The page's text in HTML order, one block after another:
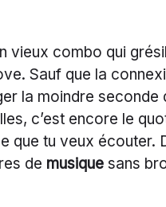
vieux combo qui
Sauf que la
la moindre
c’est encore le
que tu veux écouter.
de musique sans